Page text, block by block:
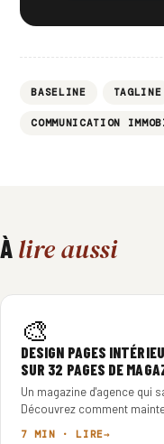
BASELINE TAGLINE
COMMUNICATION
À lire aussi
🎨
DESIGN PAGES
SUR 32 PAGES DE
Un magazine d'agence qui
Découvrez comment
7 MIN · LIRE